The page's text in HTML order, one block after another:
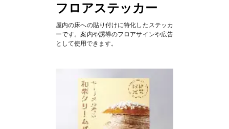
フロアステッカー
屋内の床への貼り付けに特化したステッカ
ーです。案内や誘導のフロアサインや広告
として使用できます。